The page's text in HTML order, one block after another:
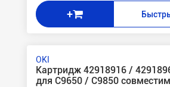
+
OKI
Картридж 42918916 /
для C9650 / C9850